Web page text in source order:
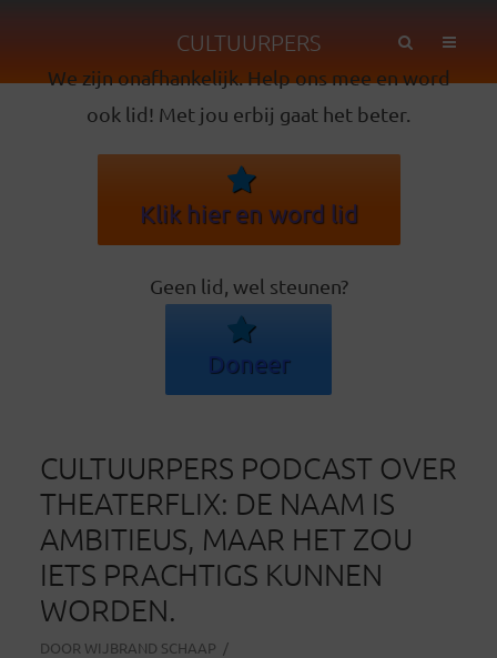
CULTUURPERS
We zijn onafhankelijk. Help ons mee en word
ook lid! Met jou erbij gaat het beter.
Klik hier en word lid
Geen lid, wel steunen?
Doneer
CULTUURPERS PODCAST OVER
THEATERFLIX: DE NAAM IS
AMBITIEUS, MAAR HET ZOU
IETS PRACHTIGS KUNNEN
WORDEN.
DOOR WIJBRAND SCHAAP